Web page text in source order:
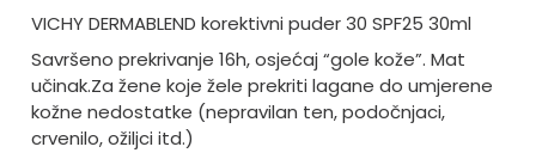
VICHY DERMABLEND korektivni puder 30 SPF25 30ml
Savršeno prekrivanje 16h, osjećaj “gole kože”. Mat
učinak.Za žene koje žele prekriti lagane do umjerene
kožne nedostatke (nepravilan ten, podočnjaci,
crvenilo, ožiljci itd.)